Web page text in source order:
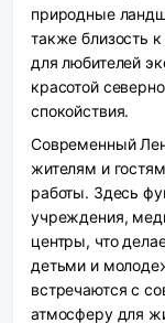
природные
также близость
для любителей
красотой
спокойствия.
Современный
жителям и
работы. Здесь
учреждения,
центры, что
детьми и
встречаются с
атмосферу для